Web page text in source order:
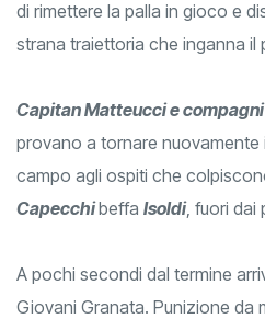
di rimettere la palla in gioco e
strana traiettoria che inganna il
Capitan Matteucci e compagni
provano a tornare
campo agli ospiti che
Capecchibeffa Isoldi, fuori dai
A pochi secondi dal termine
Giovani Granata. Punizione da